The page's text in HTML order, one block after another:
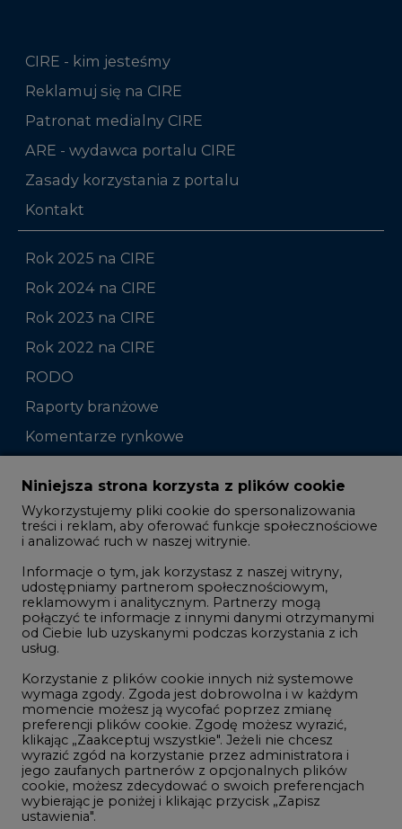
CIRE - kim jesteśmy
Reklamuj się na CIRE
Patronat medialny CIRE
ARE - wydawca portalu CIRE
Zasady korzystania z portalu
Kontakt
Rok 2025 na CIRE
Rok 2024 na CIRE
Rok 2023 na CIRE
Rok 2022 na CIRE
RODO
Raporty branżowe
Komentarze rynkowe
Zmiany kadrowe na rynku
Studio CIRE
Rozmowy o energetyce
Gospodarka
Geopolityka
LTE450
Innowacje i AI
Telekomunikacja i IT
Handel emisjami CO2
Wodór
Górnictwo
Niniejsza strona korzysta z plików cookie
Wykorzystujemy pliki cookie do spersonalizowania
treści i reklam, aby oferować funkcje społecznościowe
i analizować ruch w naszej witrynie.
Informacje o tym, jak korzystasz z naszej witryny,
udostępniamy partnerom społecznościowym,
reklamowym i analitycznym. Partnerzy mogą
połączyć te informacje z innymi danymi otrzymanymi
od Ciebie lub uzyskanymi podczas korzystania z ich
usług.
Korzystanie z plików cookie innych niż systemowe
wymaga zgody. Zgoda jest dobrowolna i w każdym
momencie możesz ją wycofać poprzez zmianę
preferencji plików cookie. Zgodę możesz wyrazić,
klikając „Zaakceptuj wszystkie". Jeżeli nie chcesz
wyrazić zgód na korzystanie przez administratora i
jego zaufanych partnerów z opcjonalnych plików
cookie, możesz zdecydować o swoich preferencjach
wybierając je poniżej i klikając przycisk „Zapisz
ustawienia".